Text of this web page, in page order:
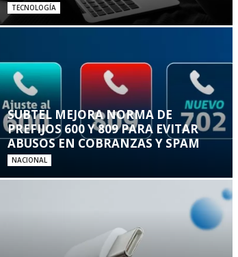
TECNOLOGÍA
SUBTEL MEJORA NORMA DE
PREFIJOS 600 Y 809 PARA EVITAR
ABUSOS EN COBRANZAS Y SPAM
NACIONAL